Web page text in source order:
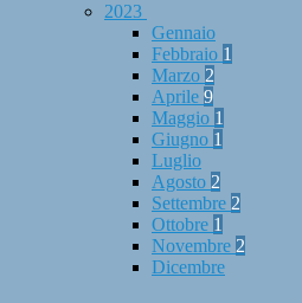
2023
Gennaio
Febbraio 1
Marzo 2
Aprile 9
Maggio 1
Giugno 1
Luglio
Agosto 2
Settembre 2
Ottobre 1
Novembre 2
Dicembre